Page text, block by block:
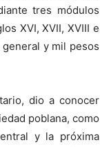
tres módulos
XVI, XVII, XVIII e
y mil pesos
dio a conocer
poblana, como
y la próxima